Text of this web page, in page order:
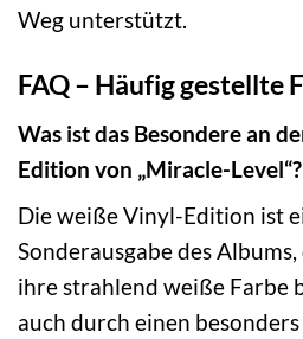
Weg unterstützt.
FAQ – Häufig gestellte
Was ist das Besondere an
Edition von „Miracle-Level“?
Die weiße Vinyl-Edition ist
Sonderausgabe des
ihre strahlend weiße Farbe
auch durch einen